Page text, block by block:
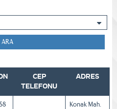
ARA
CEP
TELEFONU
ADRES
Konak Mah.